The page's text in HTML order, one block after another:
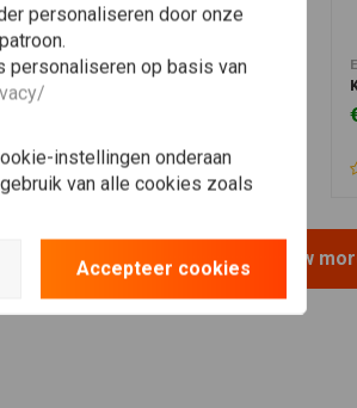
In winkelwagen
Solex Remplaat Achter
Verlanglijst
View
personaliseren door onze
personaliseren op basis van
instellingen onderaan
van alle cookies zoals
Accepteer cookies